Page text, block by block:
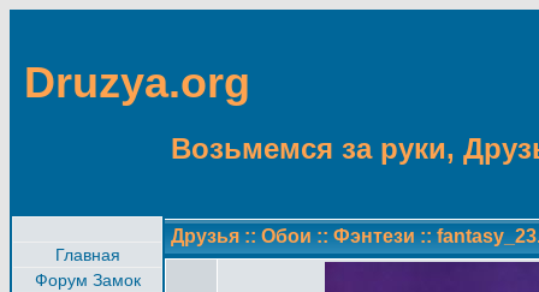
Druzya.org
Возьмемся за руки,
Главная
Форум Замок
Друзья :: Обои :: Фэнтези ::